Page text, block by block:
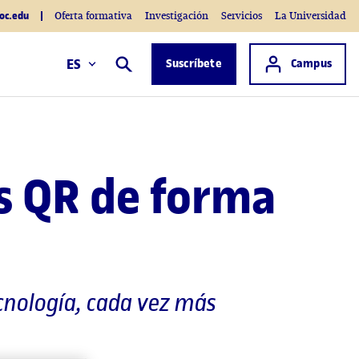
Buscar Suscríbete Acceso a
Campus
ES
Oferta formativa Investigación Servicios La Universidad
QR de forma
cada vez más